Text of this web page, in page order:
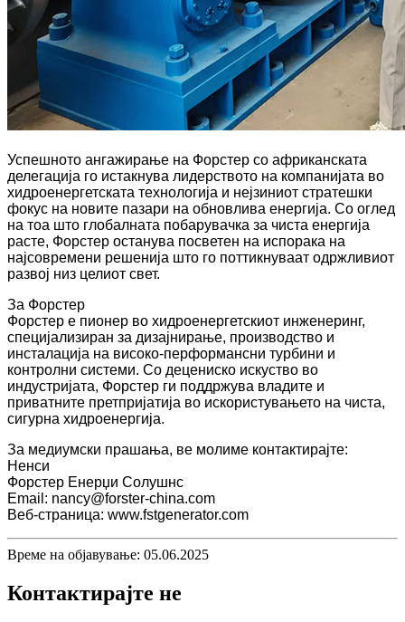
Успешното ангажирање на Форстер со африканската
делегација го истакнува лидерството на компанијата во
хидроенергетската технологија и нејзиниот стратешки
фокус на новите пазари на обновлива енергија. Со оглед
на тоа што глобалната побарувачка за чиста енергија
расте, Форстер останува посветен на испорака на
најсовремени решенија што го поттикнуваат одржливиот
развој низ целиот свет.
За Форстер
Форстер е пионер во хидроенергетскиот инженеринг,
специјализиран за дизајнирање, производство и
инсталација на високо-перформансни турбини и
контролни системи. Со децениско искуство во
индустријата, Форстер ги поддржува владите и
приватните претпријатија во искористувањето на чиста,
сигурна хидроенергија.
За медиумски прашања, ве молиме контактирајте:
Ненси
Форстер Енерџи Солушнс
Email: nancy@forster-china.com
Веб-страница: www.fstgenerator.com
Време на објавување: 05.06.2025
Контактирајте не